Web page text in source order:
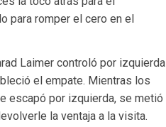
para romper el cero en el
Laimer controló por izquierda
el empate. Mientras los
escapó por izquierda, se metió
la ventaja a la visita.